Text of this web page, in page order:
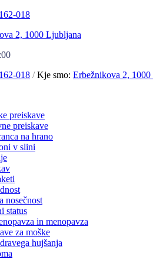
018
2, 1000 Ljubljana
018 /Kje smo: Erbežnikova 2,
preiskave
preiskave
na hrano
v slini
nosečnost
status
in menopavza
za moške
hujšanja